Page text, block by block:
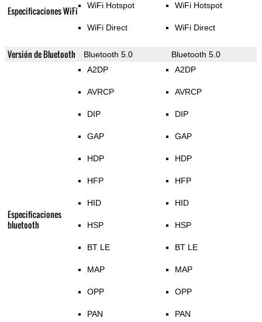
Especificaciones WiFi WiFi Hotspot
WiFi Direct
WiFi Hotspot
WiFi Direct
Versión de Bluetooth Bluetooth 5.0 Bluetooth 5.0
Especificaciones
bluetooth
A2DP
AVRCP
DIP
GAP
HDP
HFP
HID
HSP
BT LE
MAP
OPP
PAN
A2DP
AVRCP
DIP
GAP
HDP
HFP
HID
HSP
BT LE
MAP
OPP
PAN